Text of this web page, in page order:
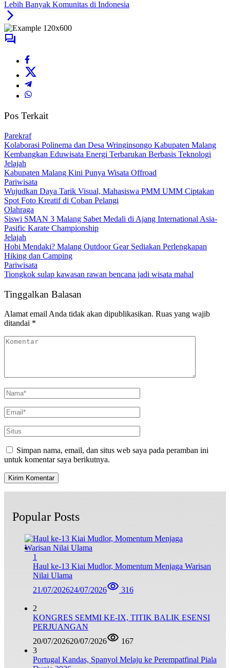
Lebih Banyak Komunitas di Indonesia
Pos Terkait
Parekraf
Kolaborasi Polinema dan Desa Wringinsongo Kabupaten Malang
Kembangkan Eduwisata Energi Terbarukan Berbasis Teknologi
Jelajah
Kabupaten Malang Kini Punya Wisata Offroad
Pariwisata
Wujudkan Daya Tarik Visual, Mahasiswa PMM UMM Ciptakan
Spot Foto Kreatif di Coban Pelangi
Olahraga
Siswi SMAN 3 Malang Sabet Medali di Ajang International Asia-
Pasific Karate Championship
Jelajah
Hobi Mendaki? Malang Outdoor Gear Sediakan Perlengkapan
Hiking dan Camping
Pariwisata
Tiongkok sulap kawasan rawan bencana jadi wisata mahal
Tinggalkan Balasan
Alamat email Anda tidak akan dipublikasikan. Ruas yang wajib
ditandai *
Simpan nama, email, dan situs web saya pada peramban ini
untuk komentar saya berikutnya.
Popular Posts
1
Haul ke-13 Kiai Mudlor, Momentum Menjaga Warisan
Nilai Ulama
21/07/202624/07/2026 316
2
KONGRES SEMMI KE-IX, TITIK BALIK ESENSI
PERJUANGAN
20/07/202620/07/2026
167
3
Portugal Kandas, Spanyol Melaju ke Perempatfinal Piala